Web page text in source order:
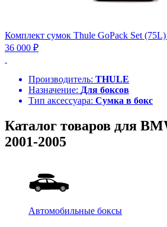
Комплект сумок Thule GoPack Set
36 000 ₽
Производитель: THULE
Назначение: Для боксов
Тип аксессуара: Сумка в бокс
Каталог товаров для
2001-2005
Автомобильные боксы